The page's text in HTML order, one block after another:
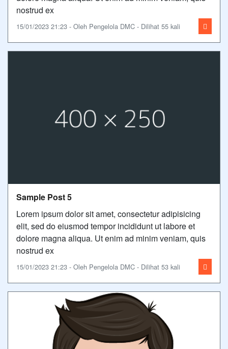
nostrud ex
15/01/2023 21:23 - Oleh Pengelola DMC - Dilihat 55 kali
Sample Post 5
Lorem ipsum dolor sit amet, consectetur adipisicing
elit, sed do eiusmod tempor incididunt ut labore et
dolore magna aliqua. Ut enim ad minim veniam, quis
nostrud ex
15/01/2023 21:23 - Oleh Pengelola DMC - Dilihat 53 kali